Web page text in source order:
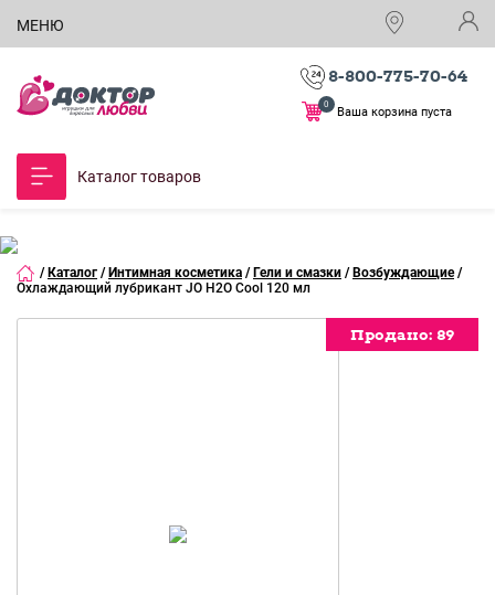
МЕНЮ
8-800-775-70-64
Ваша корзина пуста
0
Каталог товаров
/ Каталог / Интимная косметика / Гели и смазки / Возбуждающие /
Охлаждающий лубрикант JO H2O Cool 120 мл
Продано: 89
Продано: 89
Продано: 89
Продано: 89
Продано: 89